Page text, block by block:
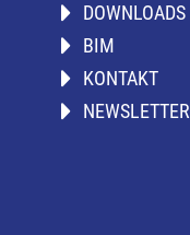
DOWNLOADS
BIM
KONTAKT
NEWSLETTER